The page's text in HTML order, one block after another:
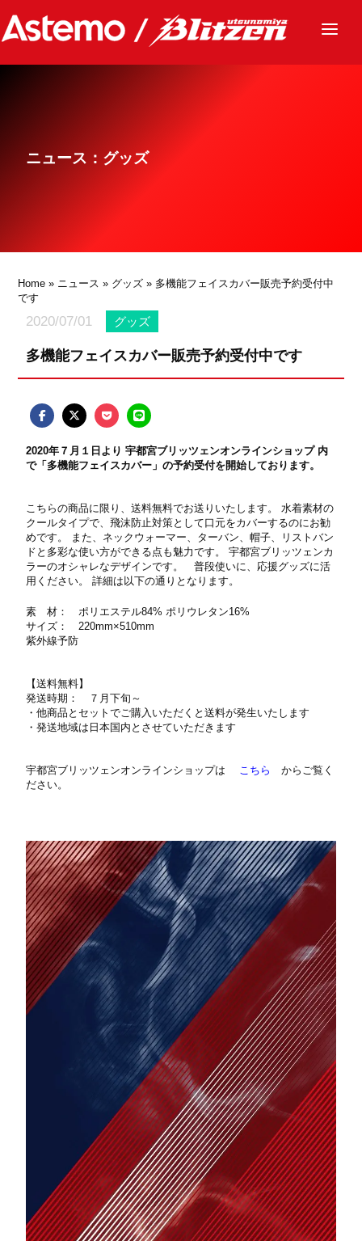
ニュース
グッズ
ニュース：グッズ
Home » ニュース » グッズ » 多機能フェイスカバー販売予約受付中
です
2020/07/01 グッズ
多機能フェイスカバー販売予約受付中です
2020年７月１日より 宇都宮ブリッツェンオンラインショップ 内
で「多機能フェイスカバー」の予約受付を開始しております。
こちらの商品に限り、送料無料でお送りいたします。 水着素材の
クールタイプで、飛沫防止対策として口元をカバーするのにお勧
めです。 また、ネックウォーマー、ターバン、帽子、リストバン
ドと多彩な使い方ができる点も魅力です。 宇都宮ブリッツェンカ
ラーのオシャレなデザインです。 普段使いに、応援グッズに活
用ください。 詳細は以下の通りとなります。
素 材： ポリエステル84% ポリウレタン16%
サイズ： 220mm×510mm
紫外線予防
【送料無料】
発送時期： ７月下旬～
・他商品とセットでご購入いただくと送料が発生いたします
・発送地域は日本国内とさせていただきます
宇都宮ブリッツェンオンラインショップは こちら
からご覧く
ださい。